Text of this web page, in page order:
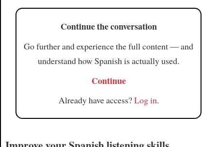
Continue the conversation
Go further and experience the full content — and
understand how Spanish is actually used.
Continue
Already have access?Log in.